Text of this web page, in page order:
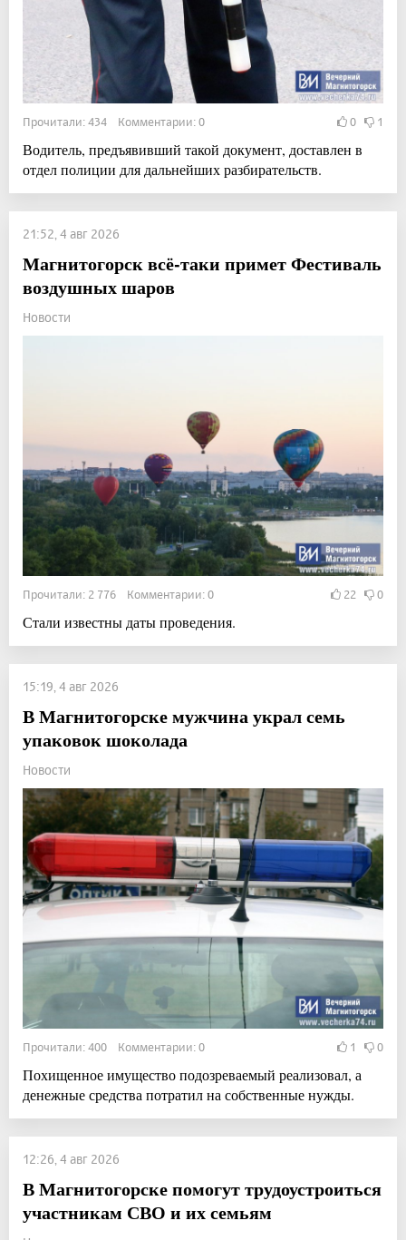
Прочитали: 434 Комментарии: 0 0 1
Водитель, предъявивший такой документ, доставлен в
отдел полиции для дальнейших разбирательств.
21:52, 4 авг 2026
Магнитогорск всё-таки примет Фестиваль
воздушных шаров
Новости
Прочитали: 2 776 Комментарии: 0 22 0
Стали известны даты проведения.
15:19, 4 авг 2026
В Магнитогорске мужчина украл семь
упаковок шоколада
Новости
Прочитали: 400 Комментарии: 0 1 0
Похищенное имущество подозреваемый реализовал, а
денежные средства потратил на собственные нужды.
12:26, 4 авг 2026
В Магнитогорске помогут трудоустроиться
участникам СВО и их семьям